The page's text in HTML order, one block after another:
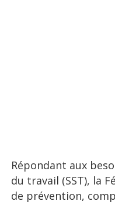
Répondant aux
du travail (SST), la
de prévention,